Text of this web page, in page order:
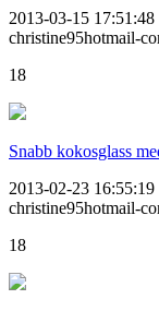
2013-03-15 17:51:48
christine95hotmail-
18
Snabb kokosglass
2013-02-23 16:55:19
christine95hotmail-
18